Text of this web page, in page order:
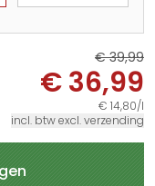
€ 39,99
€ 36,99
€ 14,80/l
incl. btw excl. verzending